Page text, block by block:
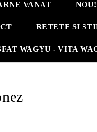
VANAT
RETETE SI
WAGYU - VITA